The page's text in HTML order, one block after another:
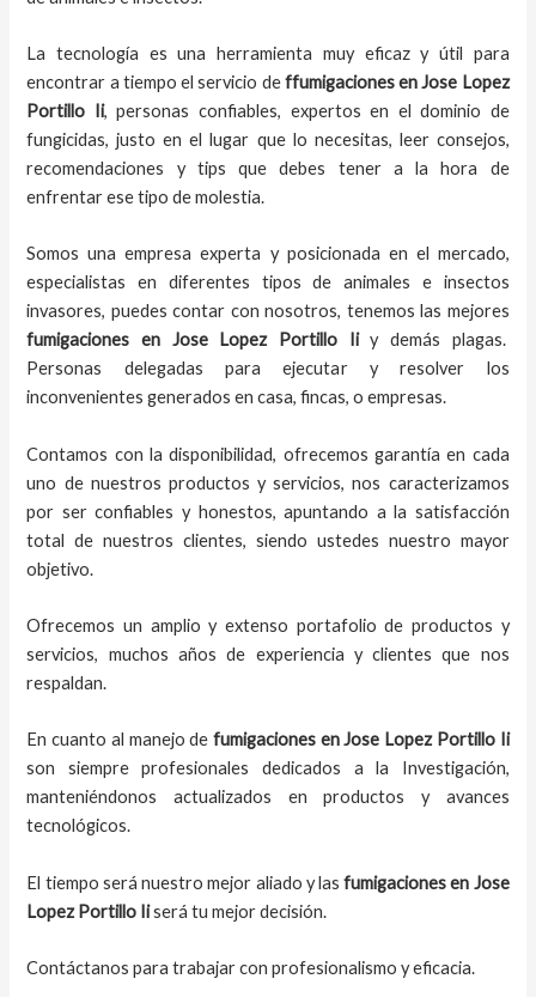
La tecnología es una herramienta muy eficaz y útil para
encontrar a tiempo el servicio deffumigaciones en Jose Lopez
Portillo Ii, personas confiables, expertos en el dominio de
fungicidas, justo en el lugar que lo necesitas, leer consejos,
recomendaciones y tips que debes tener a la hora de
enfrentar ese tipo de molestia.
Somos una empresa experta y posicionada en el mercado,
especialistas en diferentes tipos de animales e insectos
invasores, puedes contar con nosotros, tenemos las mejores
fumigaciones en Jose Lopez Portillo Iiy demás plagas.
Personas delegadas para ejecutar y resolver los
inconvenientes generados en casa, fincas, o empresas.
Contamos con la disponibilidad, ofrecemos garantía en cada
uno de nuestros productos y servicios, nos caracterizamos
por ser confiables y honestos, apuntando a la satisfacción
total de nuestros clientes, siendo ustedes nuestro mayor
objetivo.
Ofrecemos un amplio y extenso portafolio de productos y
servicios, muchos años de experiencia y clientes que nos
respaldan.
En cuanto al manejo de fumigaciones enJose Lopez Portillo Ii
son siempre profesionales dedicados a la Investigación,
manteniéndonos actualizados en productos y avances
tecnológicos.
El tiempo será nuestro mejor aliado ylas fumigacionesen Jose
Lopez Portillo Iiserá tu mejor decisión.
Contáctanos para trabajar con profesionalismo y eficacia.